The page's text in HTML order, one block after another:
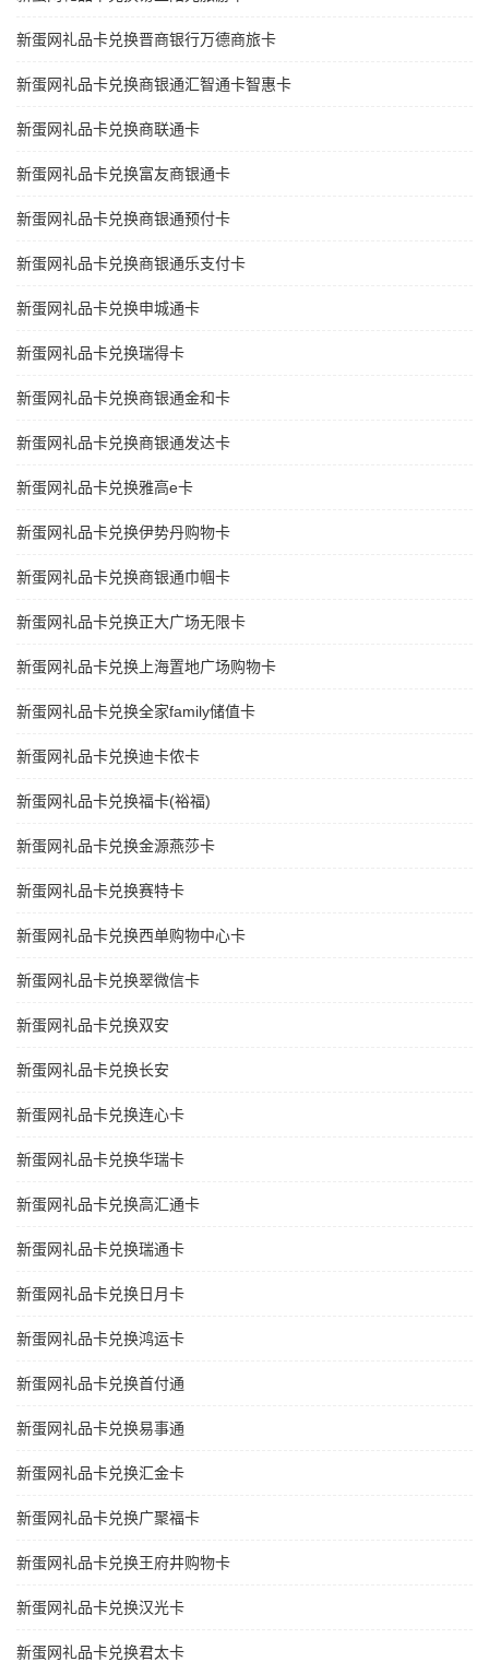
新蛋网礼品卡兑换晋商银行万德商旅卡
新蛋网礼品卡兑换商银通汇智通卡智惠卡
新蛋网礼品卡兑换商联通卡
新蛋网礼品卡兑换富友商银通卡
新蛋网礼品卡兑换商银通预付卡
新蛋网礼品卡兑换商银通乐支付卡
新蛋网礼品卡兑换申城通卡
新蛋网礼品卡兑换瑞得卡
新蛋网礼品卡兑换商银通金和卡
新蛋网礼品卡兑换商银通发达卡
新蛋网礼品卡兑换雅高e卡
新蛋网礼品卡兑换伊势丹购物卡
新蛋网礼品卡兑换商银通巾帼卡
新蛋网礼品卡兑换正大广场无限卡
新蛋网礼品卡兑换上海置地广场购物卡
新蛋网礼品卡兑换全家family储值卡
新蛋网礼品卡兑换迪卡侬卡
新蛋网礼品卡兑换福卡(裕福)
新蛋网礼品卡兑换金源燕莎卡
新蛋网礼品卡兑换赛特卡
新蛋网礼品卡兑换西单购物中心卡
新蛋网礼品卡兑换翠微信卡
新蛋网礼品卡兑换双安
新蛋网礼品卡兑换长安
新蛋网礼品卡兑换连心卡
新蛋网礼品卡兑换华瑞卡
新蛋网礼品卡兑换高汇通卡
新蛋网礼品卡兑换瑞通卡
新蛋网礼品卡兑换日月卡
新蛋网礼品卡兑换鸿运卡
新蛋网礼品卡兑换首付通
新蛋网礼品卡兑换易事通
新蛋网礼品卡兑换汇金卡
新蛋网礼品卡兑换广聚福卡
新蛋网礼品卡兑换王府井购物卡
新蛋网礼品卡兑换汉光卡
新蛋网礼品卡兑换君太卡